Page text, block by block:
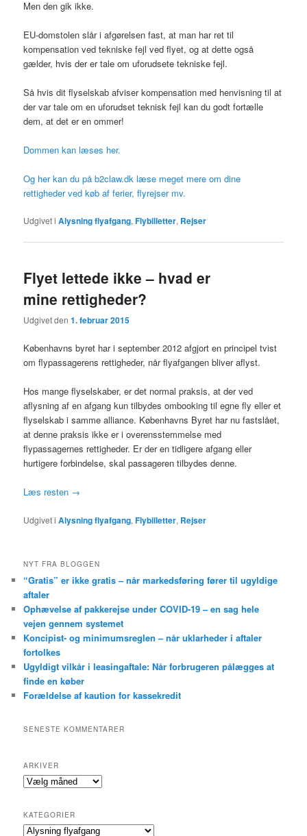
Men den gik ikke.
EU-domstolen slår i afgørelsen fast, at man har ret til
kompensation ved tekniske fejl ved flyet, og at dette også
gælder, hvis der er tale om uforudsete tekniske fejl.
Så hvis dit flyselskab afviser kompensation med henvisning til at
der var tale om en uforudset teknisk fejl kan du godt fortælle
dem, at det er en ommer!
Dommen kan læses her.
Og her kan du på b2claw.dk læse meget mere om dine
rettigheder ved køb af ferier, flyrejser mv.
Udgivet i Alysning flyafgang,Flybilletter, Rejser
Flyet lettede ikke – hvad er
mine rettigheder?
Udgivet den1. februar 2015
Københavns byret har i september 2012 afgjort en principel tvist
om flypassagerens rettigheder, når flyafgangen bliver aflyst.
Hos mange flyselskaber, er det normal praksis, at der ved
aflysning af en afgang kun tilbydes ombooking til egne fly eller et
flyselskab i samme alliance. Københavns Byret har nu fastslået,
at denne praksis ikke er i overensstemmelse med
flypassagernes rettigheder. Er der en tidligere afgang eller
hurtigere forbindelse, skal passageren tilbydes denne.
Læs resten →
Udgivet i Alysning flyafgang,Flybilletter, Rejser
NYT FRA BLOGGEN
“Gratis” er ikke gratis – når markedsføring fører til ugyldige
aftaler
Ophævelse af pakkerejse under COVID-19 – en sag hele
vejen gennem systemet
Koncipist- og minimumsreglen – når uklarheder i aftaler
fortolkes
Ugyldigt vilkår i leasingaftale: Når forbrugeren pålægges at
finde en køber
Forældelse af kaution for kassekredit
SENESTE KOMMENTARER
ARKIVER
Arkiver
KATEGORIER
Kategorier